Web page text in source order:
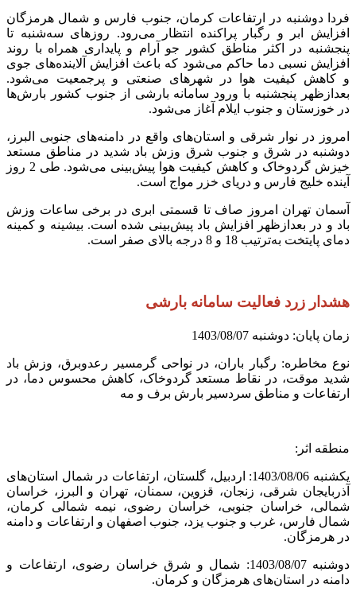
فردا دوشنبه در ارتفاعات کرمان، جنوب فارس و شمال هرمزگان
افزایش ابر و رگبار پراکنده انتظار می‌رود. روزهای سه‌شنبه تا
پنجشنبه در اکثر مناطق کشور جو آرام و پایداری همراه با روند
افزایش نسبی دما حاکم می‌شود که باعث افزایش آلاینده‌های جوی
و کاهش کیفیت هوا در شهرهای صنعتی و ‌پرجمعیت می‌شود.
بعدازظهر پنجشنبه با ورود سامانه بارشی از جنوب کشور بارش‌ها
در خوزستان و جنوب ایلام آغاز می‌شود.
امروز در نوار شرقی و استان‌های واقع در دامنه‌های جنوبی البرز،
دوشنبه در شرق و جنوب شرق وزش باد شدید در مناطق مستعد
خیزش گردوخاک و کاهش کیفیت هوا پیش‌بینی می‌شود. طی 2 روز
آینده خلیج فارس و دریای خزر مواج است.
آسمان تهران امروز صاف تا قسمتی ابری در برخی ساعات وزش
باد و در بعدازظهر افزایش باد پیش‌بینی شده است. بیشینه و کمینه
دمای پایتخت به‌ترتیب 18 و 8 درجه بالای صفر است.
هشدار زرد فعالیت سامانه بارشی
زمان پایان: دوشنبه 1403/08/07
نوع مخاطره: رگبار باران، در نواحی گرمسیر رعدوبرق، وزش باد
شدید موقت، در نقاط مستعد گردوخاک، کاهش محسوس دما، در
ارتفاعات و مناطق سردسیر بارش برف و مه
منطقه اثر:
یکشنبه 1403/08/06: اردبیل، گلستان، ارتفاعات در شمال استان‌های
آذربایجان شرقی، زنجان، قزوین، سمنان، تهران و البرز، خراسان
شمالی، خراسان جنوبی، خراسان رضوی، نیمه شمالی کرمان،
شمال فارس، غرب و جنوب یزد، جنوب اصفهان و ارتفاعات و دامنه
در هرمزگان.
دوشنبه 1403/08/07: شمال و شرق خراسان رضوی، ارتفاعات و
دامنه در استان‌های هرمزگان و کرمان.